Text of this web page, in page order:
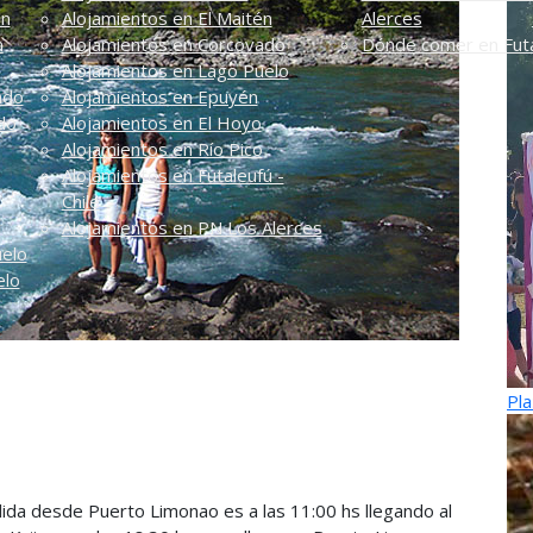
Alojamientos en El Maitén
Alojamientos en Corcovado
Alojamientos en Lago Puelo
Alojamientos en Epuyén
Alojamientos en El Hoyo
Alojamientos en Río Pico
Alojamientos en Futaleufú -
Chile
Alojamientos en PN Los Alerces
Alerces
Dónde comer en
desde Puerto Limonao es a las 11:00 hs llegando al